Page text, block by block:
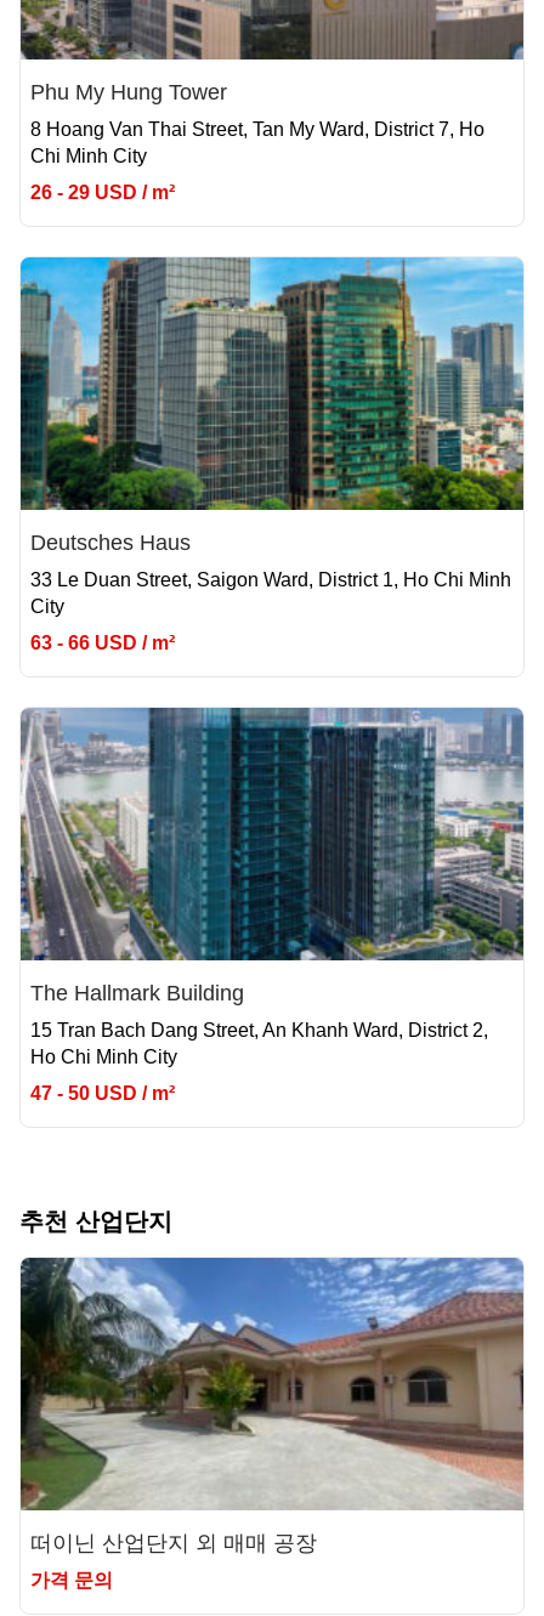
Phu My Hung Tower
8 Hoang Van Thai Street, Tan My Ward, District 7, Ho
Chi Minh City
26 - 29 USD / m²
Deutsches Haus
33 Le Duan Street, Saigon Ward, District 1, Ho Chi Minh
City
63 - 66 USD / m²
The Hallmark Building
15 Tran Bach Dang Street, An Khanh Ward, District 2,
Ho Chi Minh City
47 - 50 USD / m²
추천 산업단지
떠이닌 산업단지 외 매매 공장
가격 문의